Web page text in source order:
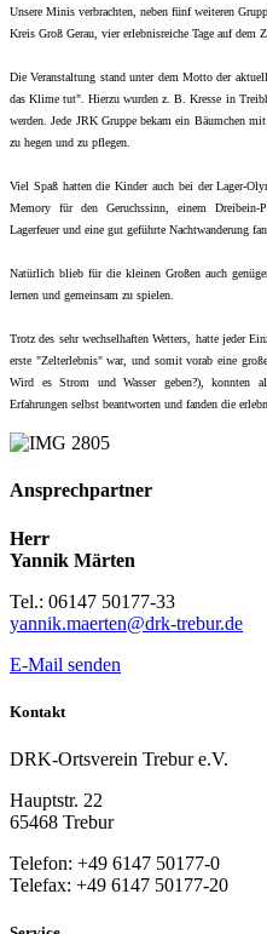
Unsere Minis verbrachten, neben fünf weiteren
Kreis Groß Gerau, vier erlebnisreiche Tage auf dem
Die Veranstaltung stand unter dem Motto der
das Klime tut". Hierzu wurden z. B. Kresse in
werden. Jede JRK Gruppe bekam ein Bäumchen
zu hegen und zu pflegen.
Viel Spaß hatten die Kinder auch bei der Lager-
Memory für den Geruchssinn, einem Dreibein-
Lagerfeuer und eine gut geführte Nachtwanderung
Natürlich blieb für die kleinen Großen auch
lernen und gemeinsam zu spielen.
Trotz des sehr wechselhaften Wetters, hatte jeder
erste "Zelterlebnis" war, und somit vorab eine
Wird es Strom und Wasser geben?), konnten
Erfahrungen selbst beantworten und fanden die
Ansprechpartner
Herr
Yannik Märten
Tel.: 06147 50177-33
yannik.maerten@drk-trebur.de
E-Mail senden
Kontakt
DRK-Ortsverein Trebur e.V.
Hauptstr. 22
65468 Trebur
Telefon: +49 6147 50177-0
Telefax: +49 6147 50177-20